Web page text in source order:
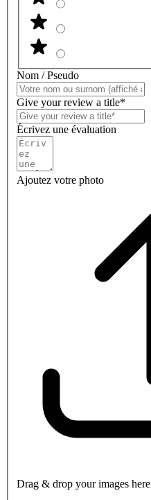
Nom / Pseudo
Give your review a title*
Écrivez une évaluation
Ajoutez votre photo
Drag & drop your images here